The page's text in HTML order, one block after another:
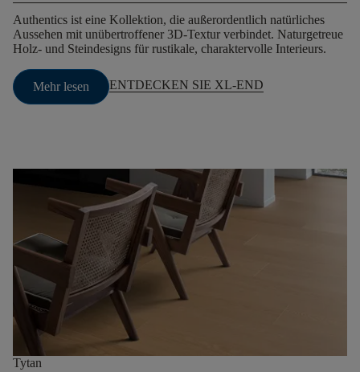
Authentics ist eine Kollektion, die außerordentlich natürliches
Aussehen mit unübertroffener 3D-Textur verbindet. Naturgetreue
Holz- und Steindesigns für rustikale, charaktervolle Interieurs.
Mehr lesen ENTDECKEN SIE XL-END
Tytan